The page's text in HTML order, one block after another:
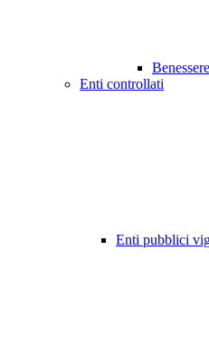
Enti controllati
Enti pubblici